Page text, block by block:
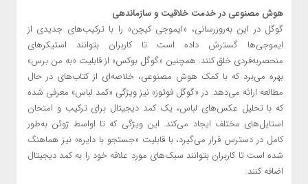
هوش مصنوعی در خدمت خلاقیت و سازماندهی
گوگل در این به‌روزرسانی، «ایموجی کیچن» را با ترکیب‌های جدیدی از
ایموجی‌ها گسترش داده است تا کاربران بتوانند استیکرهای
منحصربه‌فردی خلق کنند. همچنین «گوگل بوکس» از قابلیت «به من برس»
بهره می‌برد که با کمک هوش مصنوعی، خلاصه‌ای از کتاب‌های در حال
مطالعه ارائه می‌دهد. در «گوگل فوتوز» نیز ویژگی «کمد لباس» معرفی شده
که با تحلیل عکس‌های لباس، یک کمد دیجیتال برای ترکیب و امتحان
استایل‌های مختلف ایجاد می‌کند. این ویژگی که تا اواسط ژوئن به‌طور
کامل در دسترس قرار می‌گیرد، با قابلیت «جستجو با دایره» نیز هماهنگ
شده است تا کاربران بتوانند سبک‌های مورد علاقه خود را به کمد دیجیتال
اضافه کنند.